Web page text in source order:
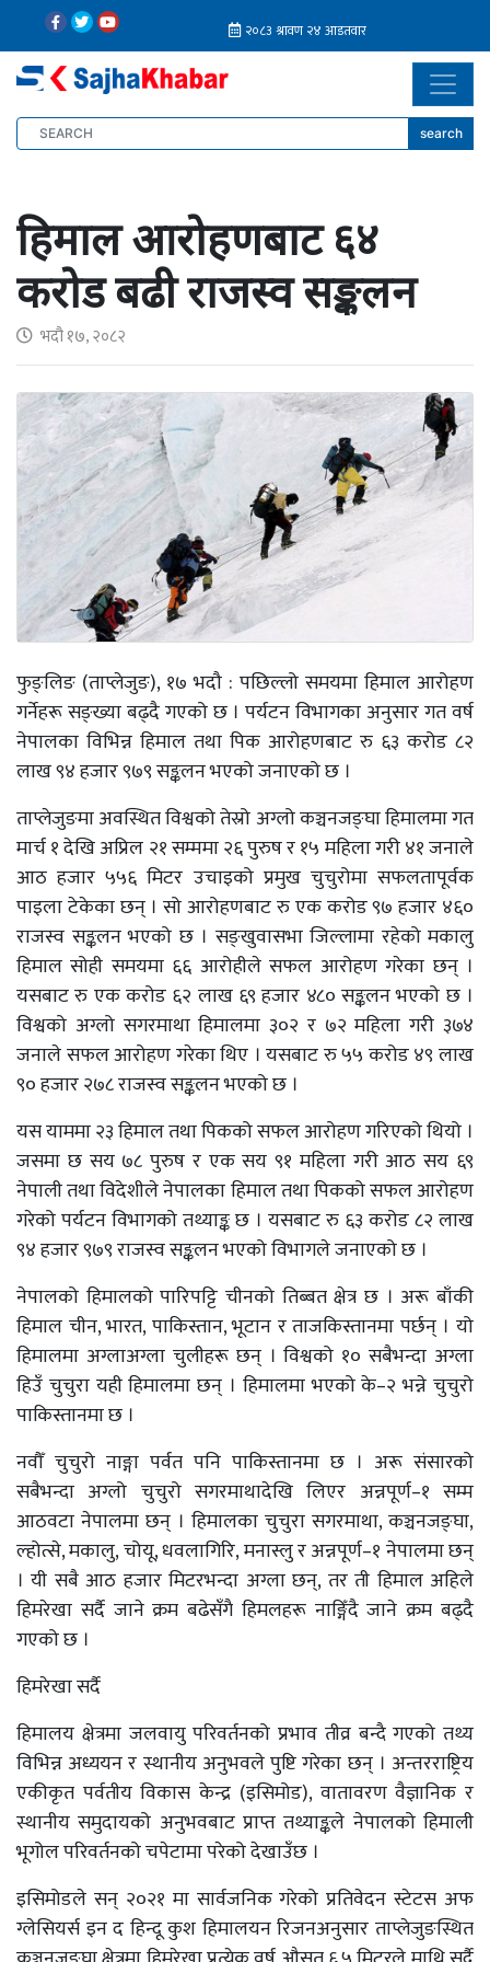
search
हिमाल आरोहणबाट ६४
करोड बढी राजस्व सङ्कलन
भदौ १७, २०८२
फुङ्लिङ (ताप्लेजुङ), १७ भदौ : पछिल्लो समयमा हिमाल आरोहण
गर्नेहरू सङ्ख्या बढ्दै गएको छ । पर्यटन विभागका अनुसार गत वर्ष
नेपालका विभिन्न हिमाल तथा पिक आरोहणबाट रु ६३ करोड ८२
लाख ९४ हजार ९७९ सङ्कलन भएको जनाएको छ ।
ताप्लेजुङमा अवस्थित विश्वको तेस्रो अग्लो कञ्चनजङ्घा हिमालमा गत
मार्च १ देखि अप्रिल २१ सम्ममा २६ पुरुष र १५ महिला गरी ४१ जनाले
आठ हजार ५५६ मिटर उचाइको प्रमुख चुचुरोमा सफलतापूर्वक
पाइला टेकेका छन् । सो आरोहणबाट रु एक करोड ९७ हजार ४६०
राजस्व सङ्कलन भएको छ । सङ्खुवासभा जिल्लामा रहेको मकालु
हिमाल सोही समयमा ६६ आरोहीले सफल आरोहण गरेका छन् ।
यसबाट रु एक करोड ६२ लाख ६९ हजार ४८० सङ्कलन भएको छ ।
विश्वको अग्लो सगरमाथा हिमालमा ३०२ र ७२ महिला गरी ३७४
जनाले सफल आरोहण गरेका थिए । यसबाट रु ५५ करोड ४९ लाख
९० हजार २७८ राजस्व सङ्कलन भएको छ ।
यस याममा २३ हिमाल तथा पिकको सफल आरोहण गरिएको थियो ।
जसमा छ सय ७८ पुरुष र एक सय ९१ महिला गरी आठ सय ६९
नेपाली तथा विदेशीले नेपालका हिमाल तथा पिकको सफल आरोहण
गरेको पर्यटन विभागको तथ्याङ्क छ । यसबाट रु ६३ करोड ८२ लाख
९४ हजार ९७९ राजस्व सङ्कलन भएको विभागले जनाएको छ ।
नेपालको हिमालको पारिपट्टि चीनको तिब्बत क्षेत्र छ । अरू बाँकी
हिमाल चीन, भारत, पाकिस्तान, भूटान र ताजकिस्तानमा पर्छन् । यो
हिमालमा अग्लाअग्ला चुलीहरू छन् । विश्वको १० सबैभन्दा अग्ला
हिउँ चुचुरा यही हिमालमा छन् । हिमालमा भएको के–२ भन्ने चुचुरो
पाकिस्तानमा छ ।
नवौँ चुचुरो नाङ्गा पर्वत पनि पाकिस्तानमा छ । अरू संसारको
सबैभन्दा अग्लो चुचुरो सगरमाथादेखि लिएर अन्नपूर्ण–१ सम्म
आठवटा नेपालमा छन् । हिमालका चुचुरा सगरमाथा, कञ्चनजङ्घा,
ल्होत्से, मकालु, चोयू, धवलागिरि, मनास्लु र अन्नपूर्ण–१ नेपालमा छन्
। यी सबै आठ हजार मिटरभन्दा अग्ला छन्, तर ती हिमाल अहिले
हिमरेखा सर्दै जाने क्रम बढेसँगै हिमलहरू नाङ्गिँदै जाने क्रम बढ्दै
गएको छ ।
हिमरेखा सर्दै
हिमालय क्षेत्रमा जलवायु परिवर्तनको प्रभाव तीव्र बन्दै गएको तथ्य
विभिन्न अध्ययन र स्थानीय अनुभवले पुष्टि गरेका छन् । अन्तरराष्ट्रिय
एकीकृत पर्वतीय विकास केन्द्र (इसिमोड), वातावरण वैज्ञानिक र
स्थानीय समुदायको अनुभवबाट प्राप्त तथ्याङ्कले नेपालको हिमाली
भूगोल परिवर्तनको चपेटामा परेको देखाउँछ ।
इसिमोडले सन् २०२१ मा सार्वजनिक गरेको प्रतिवेदन स्टेटस अफ
ग्लेसियर्स इन द हिन्दू कुश हिमालयन रिजनअनुसार ताप्लेजुङस्थित